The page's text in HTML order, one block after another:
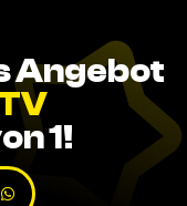
Angebot
1!